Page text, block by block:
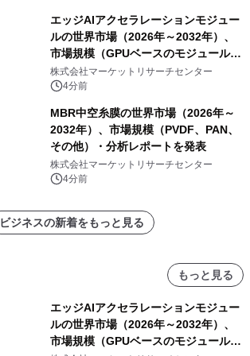
エッジAIアクセラレーションモジュー
ルの世界市場（2026年～2032年）、
市場規模（GPUベースのモジュール、
NPU/TPUベースのモジュール、FPGA
ベースのモジュール、ASICベースのモ
ジュール）・分析レポートを発表
株式会社マーケットリサーチセンター
4分前
MBR中空糸膜の世界市場（2026年～
2032年）、市場規模（PVDF、PAN、
その他）・分析レポートを発表
株式会社マーケットリサーチセンター
4分前
ビジネスの新着をもっと見る
もっと見る
エッジAIアクセラレーションモジュー
ルの世界市場（2026年～2032年）、
市場規模（GPUベースのモジュール、